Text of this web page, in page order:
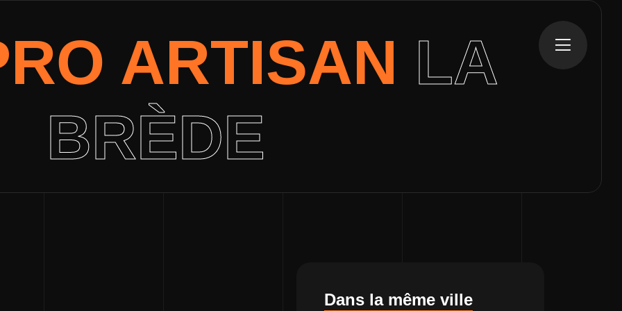
ARTISAN LA
BRÈDE
Dans la même ville